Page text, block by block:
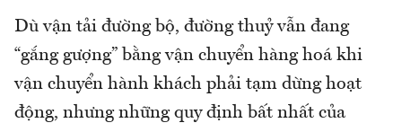
Dù vận tải đường bộ, đường thuỷ vẫn đang
“gắng gượng” bằng vận chuyển hàng hoá khi
vận chuyển hành khách phải tạm dừng hoạt
động, nhưng những quy định bất nhất của